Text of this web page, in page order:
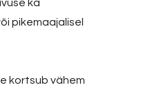
ka
pikemaajalisel
kortsub vähem